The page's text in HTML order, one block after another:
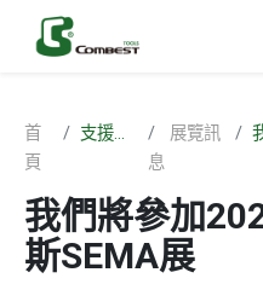
首
頁
支援中心
展覽訊
息
我們將參加
斯SEMA展